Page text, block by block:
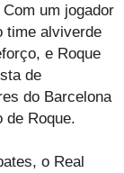
um jogador
time alviverde
e Roque
de
do Barcelona
de Roque.
o Real